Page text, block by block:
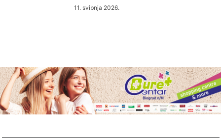
11. svibnja 2026.